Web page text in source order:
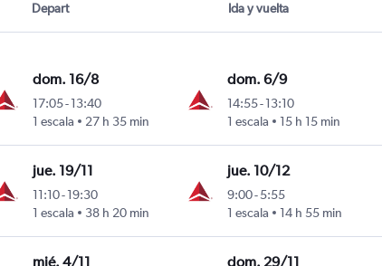
Depart Ida y vuelta
dom. 16/8
17:05-13:40
1 escala
27 h 35 min
dom. 6/9
14:55-13:10
1 escala
15 h 15 min
jue. 19/11
11:10-19:30
1 escala
38 h 20 min
jue. 10/12
9:00-5:55
1 escala
14 h 55 min
mié. 4/11 dom. 29/11